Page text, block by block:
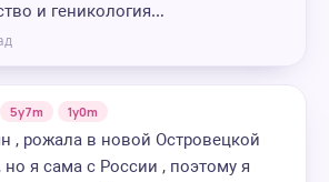
и геникология…
5y7m 1y0m
, рожала в новой Островецкой
но я сама с России , поэтому я